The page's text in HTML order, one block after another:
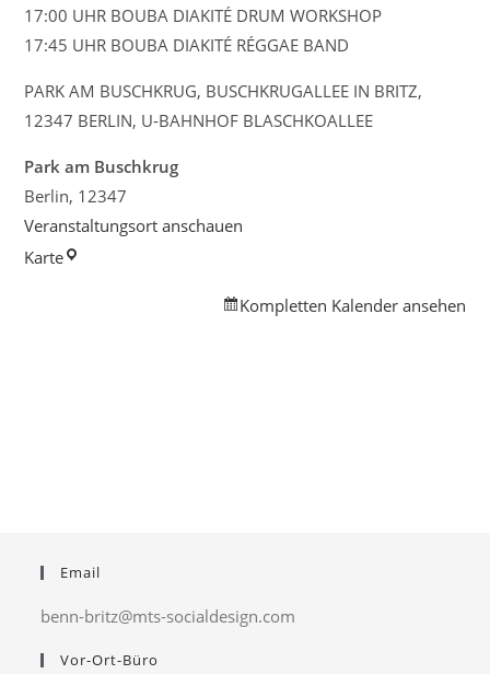
17:00 UHR BOUBA DIAKITÉ DRUM WORKSHOP
17:45 UHR BOUBA DIAKITÉ RÉGGAE BAND
PARK AM BUSCHKRUG, BUSCHKRUGALLEE IN BRITZ,
12347 BERLIN, U-BAHNHOF BLASCHKOALLEE
Park am Buschkrug
Berlin, 12347
Veranstaltungsort anschauen
KartePark
Kompletten Kalender ansehen
Email
benn-britz@mts-socialdesign.com
Vor-Ort-Büro